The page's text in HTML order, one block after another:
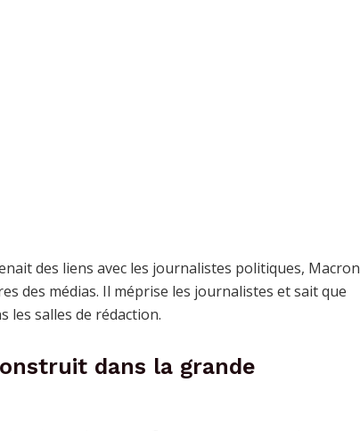
des liens avec les journalistes politiques, Macron
des médias. Il méprise les journalistes et sait que
les salles de rédaction.
dans la grande